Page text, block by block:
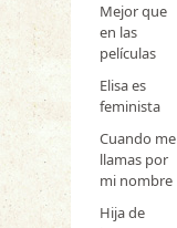
Mejor que
en las
películas
Elisa es
feminista
Cuando me
llamas por
mi nombre
Hija de